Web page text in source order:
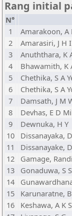
Rang initial
N°
1
Amarakoon, A
2
Amarasiri, J H I
3
Anuththara, K
4
Bhawamith, K
5
Chethika, S A
6
Chethika, S A
7
Damsath, J M
8
Devhas, E D
9
Dewnuka, H Y
10
Dissanayaka,
11
Dissanayake,
12
Gamage,
13
Gonaduwa, S S
14
15
Karunaratne,
16
Keshawa, A K